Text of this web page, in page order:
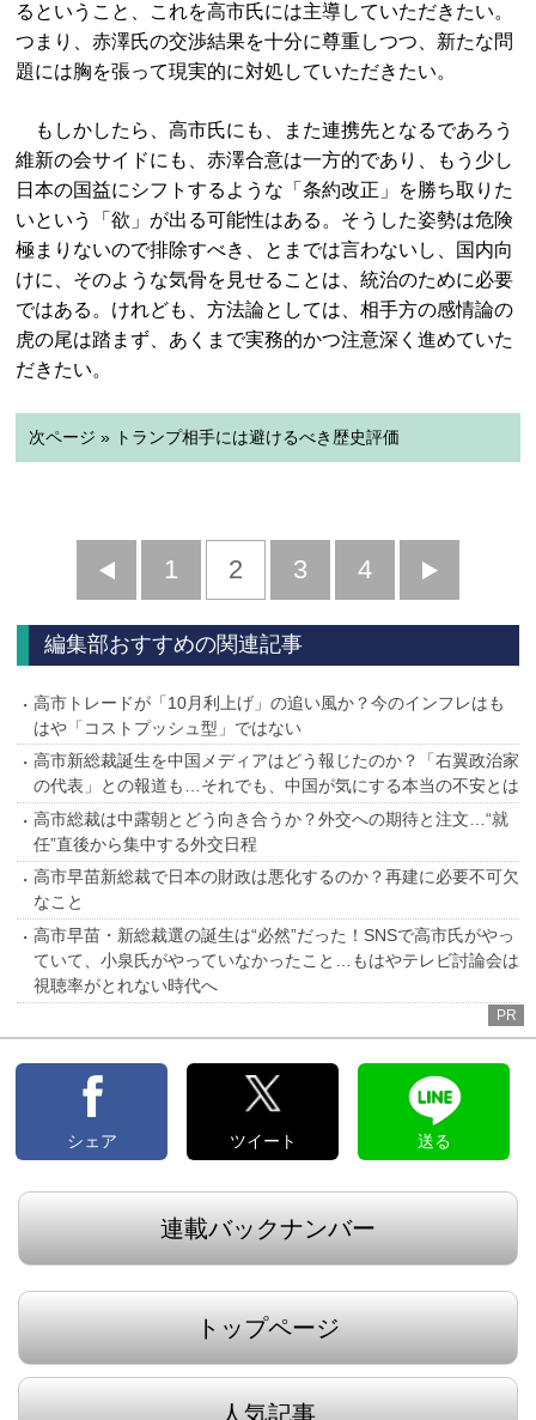
るということ、これを高市氏には主導していただきたい。
つまり、赤澤氏の交渉結果を十分に尊重しつつ、新たな問
題には胸を張って現実的に対処していただきたい。
もしかしたら、高市氏にも、また連携先となるであろう
維新の会サイドにも、赤澤合意は一方的であり、もう少し
日本の国益にシフトするような「条約改正」を勝ち取りた
いという「欲」が出る可能性はある。そうした姿勢は危険
極まりないので排除すべき、とまでは言わないし、国内向
けに、そのような気骨を見せることは、統治のために必要
ではある。けれども、方法論としては、相手方の感情論の
虎の尾は踏まず、あくまで実務的かつ注意深く進めていた
だきたい。
次ページ » トランプ相手には避けるべき歴史評価
前
へ
1 2 3 4
へ
編集部おすすめの関連記事
高市トレードが「10月利上げ」の追い風か？今のインフレはも
はや「コストプッシュ型」ではない
高市新総裁誕生を中国メディアはどう報じたのか？「右翼政治家
の代表」との報道も…それでも、中国が気にする本当の不安とは
高市総裁は中露朝とどう向き合うか？外交への期待と注文…“就
任”直後から集中する外交日程
高市早苗新総裁で日本の財政は悪化するのか？再建に必要不可欠
なこと
高市早苗・新総裁選の誕生は“必然”だった！SNSで高市氏がやっ
ていて、小泉氏がやっていなかったこと…もはやテレビ討論会は
視聴率がとれない時代へ
PR
シェア ツイート 送る
連載バックナンバー
トップページ
人気記事